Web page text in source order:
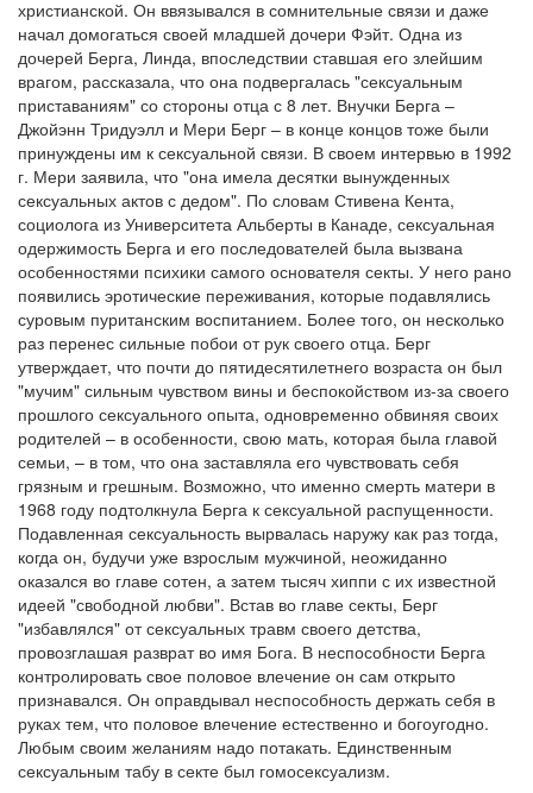
христианской. Он ввязывался в сомнительные связи и даже
начал домогаться своей младшей дочери Фэйт. Одна из
дочерей Берга, Линда, впоследствии ставшая его злейшим
врагом, рассказала, что она подвергалась "сексуальным
приставаниям" со стороны отца с 8 лет. Внучки Берга –
Джойэнн Тридуэлл и Мери Берг – в конце концов тоже были
принуждены им к сексуальной связи. В своем интервью в 1992
г. Мери заявила, что "она имела десятки вынужденных
сексуальных актов с дедом". По словам Стивена Кента,
социолога из Университета Альберты в Канаде, сексуальная
одержимость Берга и его последователей была вызвана
особенностями психики самого основателя секты. У него рано
появились эротические переживания, которые подавлялись
суровым пуританским воспитанием. Более того, он несколько
раз перенес сильные побои от рук своего отца. Берг
утверждает, что почти до пятидесятилетнего возраста он был
"мучим" сильным чувством вины и беспокойством из-за своего
прошлого сексуального опыта, одновременно обвиняя своих
родителей – в особенности, свою мать, которая была главой
семьи, – в том, что она заставляла его чувствовать себя
грязным и грешным. Возможно, что именно смерть матери в
1968 году подтолкнула Берга к сексуальной распущенности.
Подавленная сексуальность вырвалась наружу как раз тогда,
когда он, будучи уже взрослым мужчиной, неожиданно
оказался во главе сотен, а затем тысяч хиппи с их известной
идеей "свободной любви". Встав во главе секты, Берг
"избавлялся" от сексуальных травм своего детства,
провозглашая разврат во имя Бога. В неспособности Берга
контролировать свое половое влечение он сам открыто
признавался. Он оправдывал неспособность держать себя в
руках тем, что половое влечение естественно и богоугодно.
Любым своим желаниям надо потакать. Единственным
сексуальным табу в секте был гомосексуализм.